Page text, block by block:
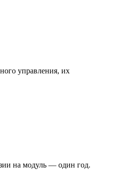
управления, их
на модуль — один год.